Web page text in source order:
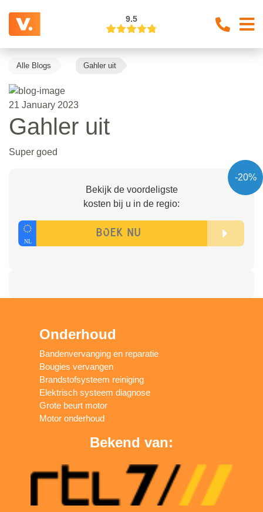
9.5
Alle Blogs Gahler uit
21 January 2023
Gahler uit
Super goed
-20%
Bekijk de voordeligste
kosten bij u in de regio:
Onderhoud
Bandenvervanging en reparatie
Bougies vervangen
Brandstofsysteem reiniging
Elektrisch systeem diagnose
Grote beurt motor
Motor onderhoud
Bekend van: